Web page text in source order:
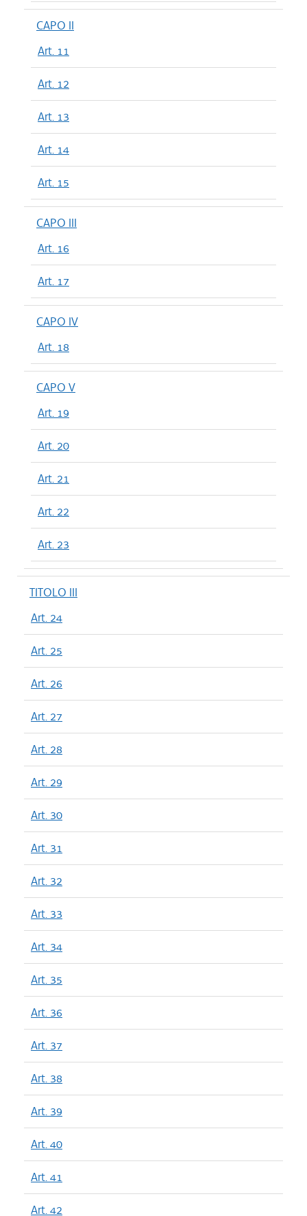
CAPO II
Art. 11
Art. 12
Art. 13
Art. 14
Art. 15
CAPO III
Art. 16
Art. 17
CAPO IV
Art. 18
CAPO V
Art. 19
Art. 20
Art. 21
Art. 22
Art. 23
TITOLO III
Art. 24
Art. 25
Art. 26
Art. 27
Art. 28
Art. 29
Art. 30
Art. 31
Art. 32
Art. 33
Art. 34
Art. 35
Art. 36
Art. 37
Art. 38
Art. 39
Art. 40
Art. 41
Art. 42